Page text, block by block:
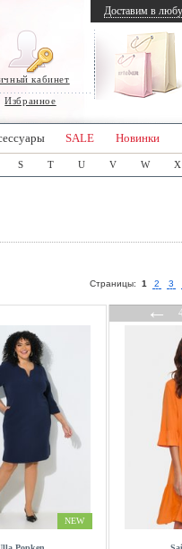
кабинет
Избранное
Доставим в
SALE Новинки
S T U V W X
Страницы: 1 2 3
NEW
←